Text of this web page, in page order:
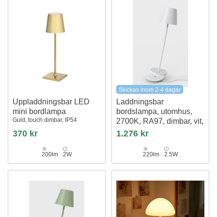
Uppladdningsbar LED
mini bordlampa
Guld, touch dimbar, IP54
370 kr
200lm 2W
Skickas inom 2-4 dagar
Laddningsbar
bordslampa, utomhus,
2700K, RA97, dimbar, vit,
med laddningsfot
1.276 kr
220lm 2.5W